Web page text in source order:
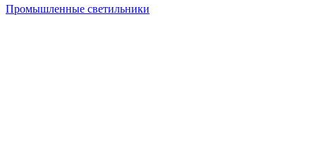
Промышленные светильники